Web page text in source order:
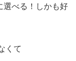
選べる！しかも好
くて